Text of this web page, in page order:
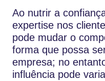
Ao nutrir a
expertise nos
pode mudar o
forma que possa
empresa; no
influência pode